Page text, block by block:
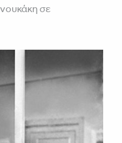
σε